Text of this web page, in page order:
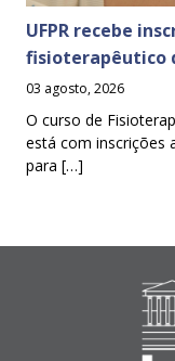
UFPR recebe
fisioterapêutico
03 agosto, 2026
O curso de
está com inscrições
para […]